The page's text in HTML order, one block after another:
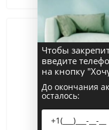
Чтобы
введите
на кнопку
До окончания
осталось: